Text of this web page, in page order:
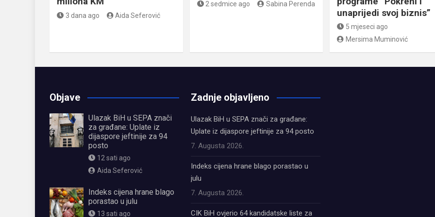
3 dana ago Aida Seferović
2 sedmice ago Sabina Perenda
unaprijedi svoj biznis”
5 mjeseci ago
Mersima Muminović
Objave
Ulazak BiH u SEPA znači
za građane: Uplate iz
dijaspore jeftinije za 94
posto
12 sati ago
Aida Seferović
Indeks cijena hrane blago
porastao u julu
13 sati ago
Zadnje objavljeno
Ulazak BiH u SEPA znači za građane:
Uplate iz dijaspore jeftinije za 94 posto
7. Augusta 2026.
Indeks cijena hrane blago porastao u
julu
7. Augusta 2026.
CIK BiH ovjerio 64 kandidatske liste za